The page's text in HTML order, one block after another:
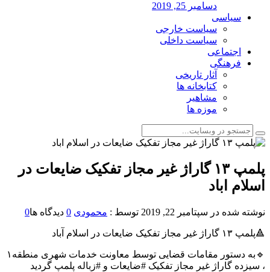
دسامبر 25, 2019
سیاسی
سیاست خارجی
سیاست داخلی
اجتماعی
فرهنگی
آثار تاریخی
کتابخانه ها
مشاهیر
موزه ها
پلمپ ١٣ گاراژ غیر مجاز تفکیک ضایعات در
اسلام اباد
نوشته شده در سپتامبر 22, 2019 توسط : محمودی 0 دیدگاه ها0
🔺پلمپ ١٣ گاراژ غیر مجاز تفکیک ضایعات در اسلام آباد
🔹به دستور مقامات قضایی توسط معاونت خدمات شهری منطقه۱
، سیزده گاراژ غیر مجاز تفکیک #ضایعات و #زباله پلمپ گردید